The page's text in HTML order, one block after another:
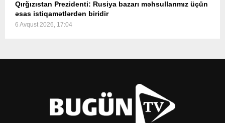
Qırğızıstan Prezidenti: Rusiya bazarı məhsullarımız üçün
əsas istiqamətlərdən biridir
6 Avqust 2026, 17:04